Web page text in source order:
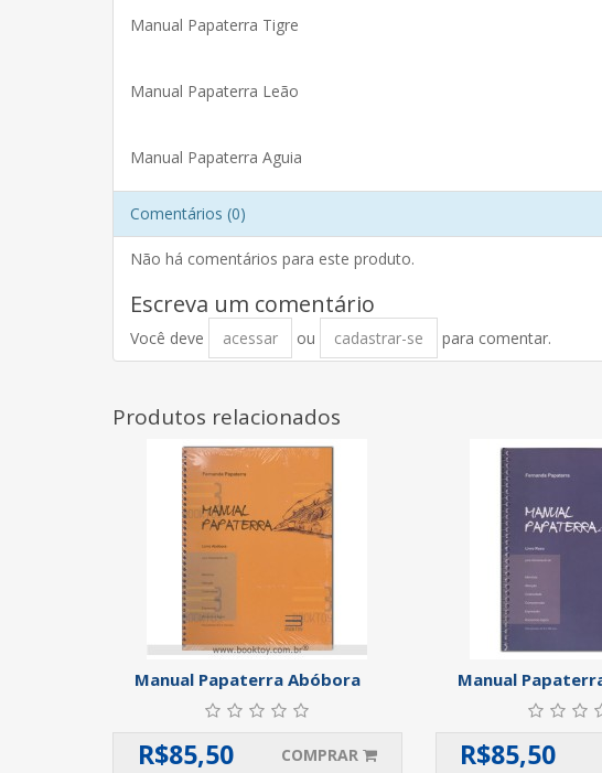
Manual Papaterra Tigre
Manual Papaterra Leão
Manual Papaterra Aguia
Comentários (0)
Não há comentários para este produto.
Escreva um comentário
Você deve acessar ou cadastrar-se para comentar.
Produtos relacionados
Manual Papaterra Abóbora
R$85,50 COMPRAR
Manual
R$85,50